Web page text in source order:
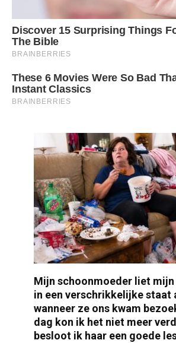
Mijn schoonmoeder liet mijn
in een verschrikkelijke staat
wanneer ze ons kwam
dag kon ik het niet meer
besloot ik haar een goede